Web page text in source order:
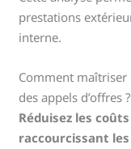
prestations
interne.
Comment
des appels d’offres ?
Réduisez les
raccourcissant